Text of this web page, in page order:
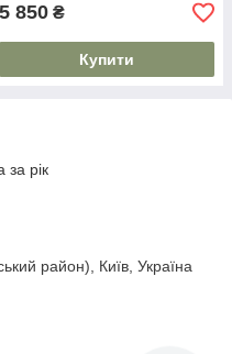
5 850 ₴
Купити
за рік
район), Київ, Україна